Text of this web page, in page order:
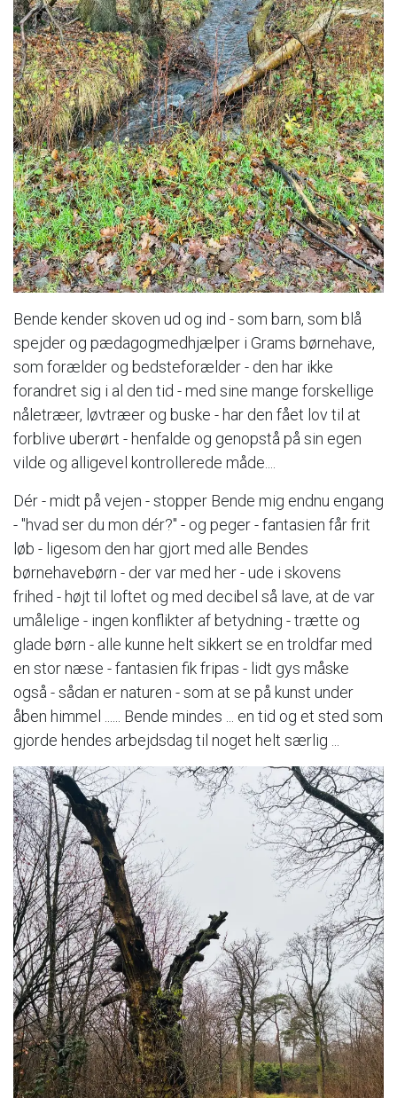
Bende kender skoven ud og ind - som barn, som blå
spejder og pædagogmedhjælper i Grams børnehave,
som forælder og bedsteforælder - den har ikke
forandret sig i al den tid - med sine mange forskellige
nåletræer, løvtræer og buske - har den fået lov til at
forblive uberørt - henfalde og genopstå på sin egen
vilde og alligevel kontrollerede måde....
Dér - midt på vejen - stopper Bende mig endnu engang
- "hvad ser du mon dér?" - og peger - fantasien får frit
løb - ligesom den har gjort med alle Bendes
børnehavebørn - der var med her - ude i skovens
frihed - højt til loftet og med decibel så lave, at de var
umålelige - ingen konflikter af betydning - trætte og
glade børn - alle kunne helt sikkert se en troldfar med
en stor næse - fantasien fik fripas - lidt gys måske
også - sådan er naturen - som at se på kunst under
åben himmel ...... Bende mindes ... en tid og et sted som
gjorde hendes arbejdsdag til noget helt særlig ...